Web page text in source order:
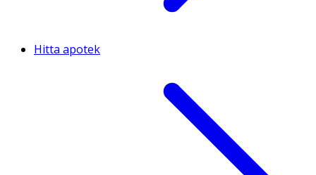
Hitta apotek